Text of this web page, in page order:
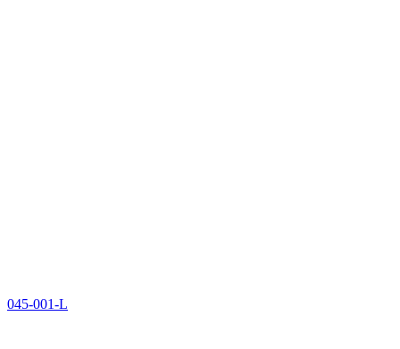
045-001-L